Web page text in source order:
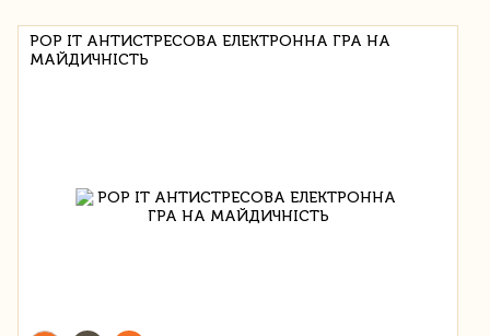
POP IT АНТИСТРЕСОВА ЕЛЕКТРОННА ГРА НА
МАЙДИЧНІСТЬ